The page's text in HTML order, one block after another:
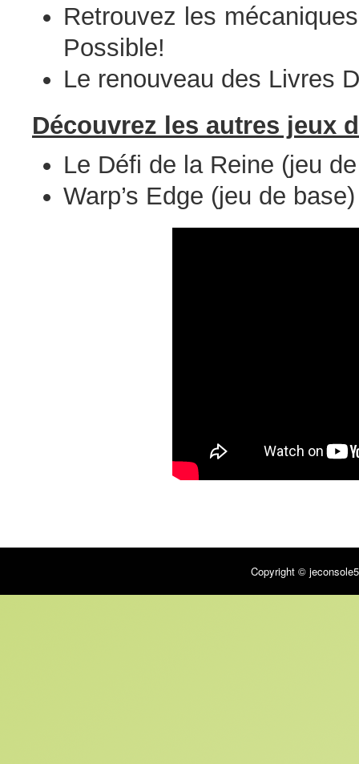
Retrouvez les
Possible!
Le renouveau des Livres
Découvrez les autres jeux
Le Défi de la Reine (jeu
Warp’s Edge (jeu de base)
Copyright ©